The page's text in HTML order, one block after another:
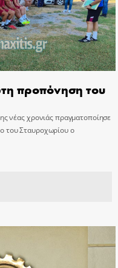
προπόνηση του
νέας χρονιάς πραγματοποίησε
του Σταυροχωρίου ο